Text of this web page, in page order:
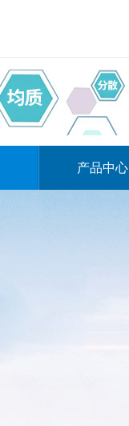
产品中心